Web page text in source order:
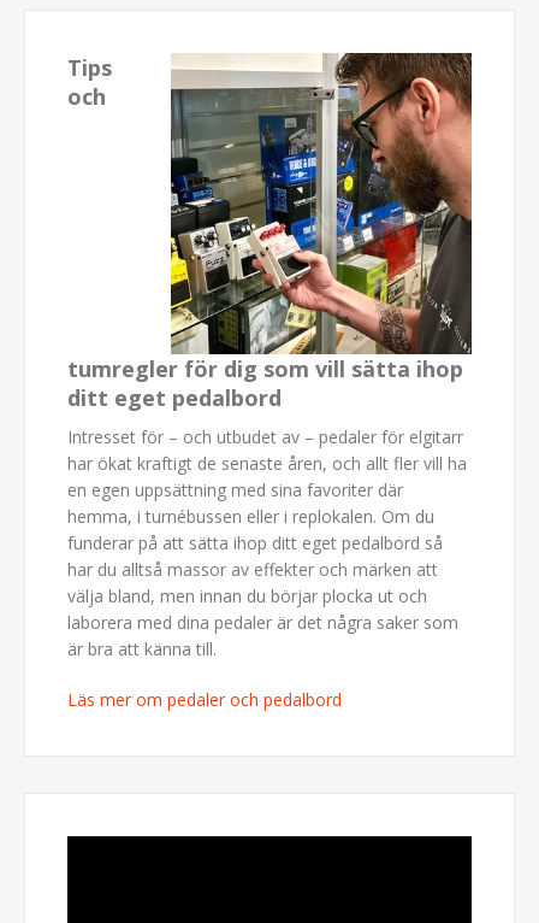
Tips
och
tumregler för dig som vill sätta ihop
ditt eget pedalbord
Intresset för – och utbudet av – pedaler för elgitarr
har ökat kraftigt de senaste åren, och allt fler vill ha
en egen uppsättning med sina favoriter där
hemma, i turnébussen eller i replokalen. Om du
funderar på att sätta ihop ditt eget pedalbord så
har du alltså massor av effekter och märken att
välja bland, men innan du börjar plocka ut och
laborera med dina pedaler är det några saker som
är bra att känna till.
Läs mer om pedaler och pedalbord